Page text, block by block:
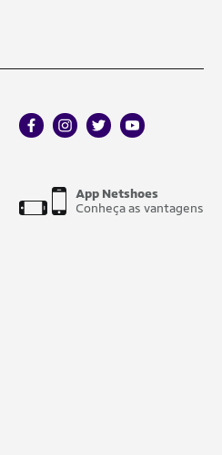
facebookinstagram
twitteryoutube
App Netshoes
Conheça as vantagens